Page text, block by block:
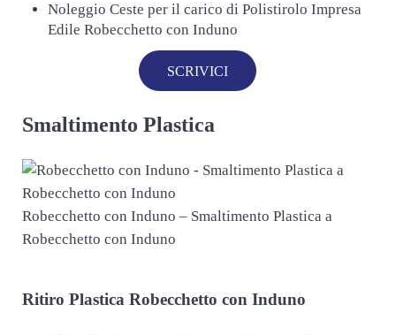
Noleggio Ceste per il carico di Polistirolo Impresa
Edile Robecchetto con Induno
SCRIVICI
Smaltimento Plastica
Robecchetto con Induno – Smaltimento Plastica a
Robecchetto con Induno
Ritiro Plastica Robecchetto con Induno